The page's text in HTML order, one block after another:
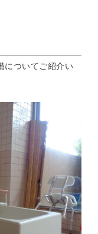
についてご紹介い